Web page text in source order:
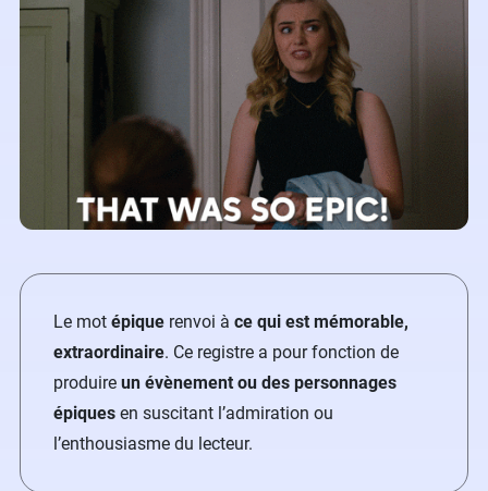
Le mot épique renvoi à ce qui est mémorable,
extraordinaire. Ce registre a pour fonction de
produire un évènement ou des personnages
épiques en suscitant l’admiration ou
l’enthousiasme du lecteur.